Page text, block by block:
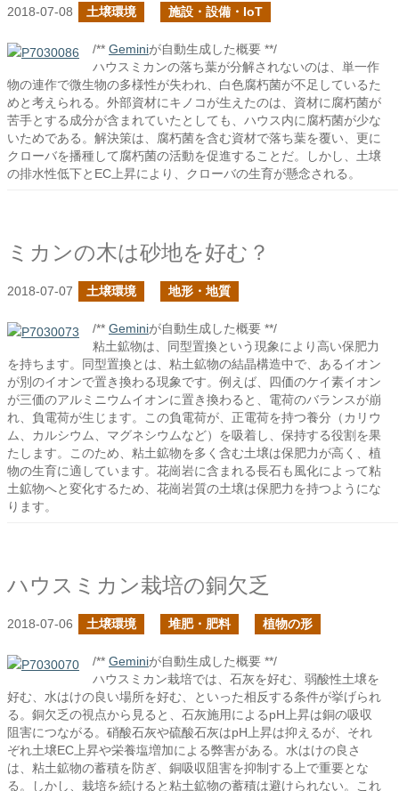
2018-07-08 土壌環境 施設・設備・IoT
/** Geminiが自動生成した概要 **/
ハウスミカンの落ち葉が分解されないのは、単一作
物の連作で微生物の多様性が失われ、白色腐朽菌が不足しているた
めと考えられる。外部資材にキノコが生えたのは、資材に腐朽菌が
苦手とする成分が含まれていたとしても、ハウス内に腐朽菌が少な
いためである。解決策は、腐朽菌を含む資材で落ち葉を覆い、更に
クローバを播種して腐朽菌の活動を促進することだ。しかし、土壌
の排水性低下とEC上昇により、クローバの生育が懸念される。
ミカンの木は砂地を好む？
2018-07-07 土壌環境 地形・地質
/** Geminiが自動生成した概要 **/
粘土鉱物は、同型置換という現象により高い保肥力
を持ちます。同型置換とは、粘土鉱物の結晶構造中で、あるイオン
が別のイオンで置き換わる現象です。例えば、四価のケイ素イオン
が三価のアルミニウムイオンに置き換わると、電荷のバランスが崩
れ、負電荷が生じます。この負電荷が、正電荷を持つ養分（カリウ
ム、カルシウム、マグネシウムなど）を吸着し、保持する役割を果
たします。このため、粘土鉱物を多く含む土壌は保肥力が高く、植
物の生育に適しています。花崗岩に含まれる長石も風化によって粘
土鉱物へと変化するため、花崗岩質の土壌は保肥力を持つようにな
ります。
ハウスミカン栽培の銅欠乏
2018-07-06 土壌環境 堆肥・肥料 植物の形
/** Geminiが自動生成した概要 **/
ハウスミカン栽培では、石灰を好む、弱酸性土壌を
好む、水はけの良い場所を好む、といった相反する条件が挙げられ
る。銅欠乏の視点から見ると、石灰施用によるpH上昇は銅の吸収
阻害につながる。硝酸石灰や硫酸石灰はpH上昇は抑えるが、それ
ぞれ土壌EC上昇や栄養塩増加による弊害がある。水はけの良さ
は、粘土鉱物の蓄積を防ぎ、銅吸収阻害を抑制する上で重要とな
る。しかし、栽培を続けると粘土鉱物の蓄積は避けられない。これ